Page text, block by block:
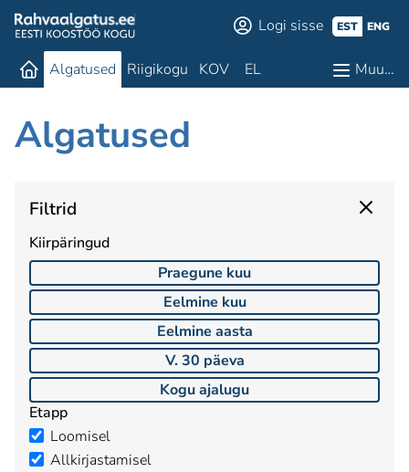
Logi sisse EST ENG
Algatused Riigikogu KOV EL Muu…
Algatused
Filtrid
Kiirpäringud
Praegune kuu
Eelmine kuu
Eelmine aasta
V. 30 päeva
Kogu ajalugu
Etapp
Loomisel
Allkirjastamisel